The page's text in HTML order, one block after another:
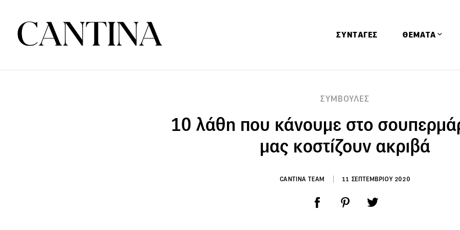
ΣΥΝΤΑΓΕΣ ΘΕΜΑΤΑ
Ειδήσεις
Έρευνες
ΣΥΜΒΟΥΛΕΣ
10 λάθη που κάνουμε στο
μας κοστίζουν ακριβά
CANTINA TEAM 11 ΣΕΠΤΕΜΒΡΙΟΥ 2020